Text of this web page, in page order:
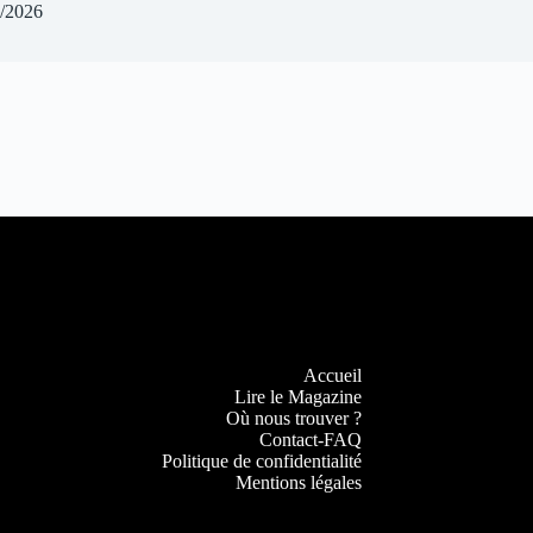
2026
Accueil
Lire le Magazine
Où nous trouver ?
Contact-FAQ
Politique de confidentialité
Mentions légales